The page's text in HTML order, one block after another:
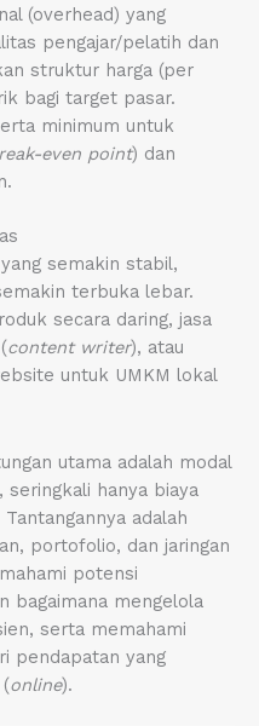
(overhead) yang
pengajar/pelatih dan
struktur harga (per
bagi target pasar.
minimum untuk
even point) dan
semakin stabil,
terbuka lebar.
secara daring, jasa
content writer), atau
untuk UMKM lokal
utama adalah modal
seringkali hanya biaya
adalah
portofolio, dan jaringan
potensi
bagaimana mengelola
serta memahami
pendapatan yang
online).